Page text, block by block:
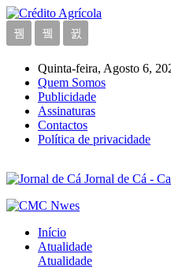
Quinta-feira, Agosto 6,
Quem Somos
Publicidade
Assinaturas
Contactos
Política de privacidade
Jornal de Cá -
Início
Atualidade
Atualidade